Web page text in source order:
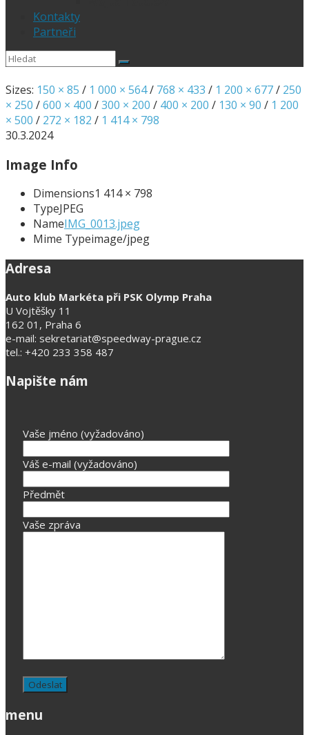
Kontakty
Partneři
Sizes: 150 × 85 / 1 000 × 564/ 768 × 433 / 1 200 × 677/ 250
× 250 /600 × 400 /300 × 200 / 400 × 200 / 130 × 90 / 1 200
× 500 / 272 × 182 / 1 414 × 798
30.3.2024
Image Info
Dimensions1 414 × 798
TypeJPEG
NameIMG_0013.jpeg
Mime Typeimage/jpeg
Adresa
Auto klub Markéta při PSK Olymp Praha
U Vojtěšky 11
162 01, Praha 6
e-mail: sekretariat@speedway-prague.cz
tel.: +420 233 358 487
Napište nám
Vaše jméno (vyžadováno)
Váš e-mail (vyžadováno)
Předmět
Vaše zpráva
menu